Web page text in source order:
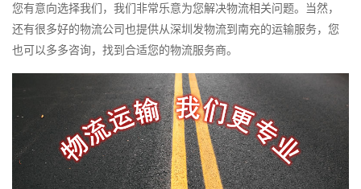
您有意向选择我们，我们非常乐意为您解决物流相关问题。当然，
还有很多好的物流公司也提供从深圳发物流到南充的运输服务，您
也可以多多咨询，找到合适您的物流服务商。